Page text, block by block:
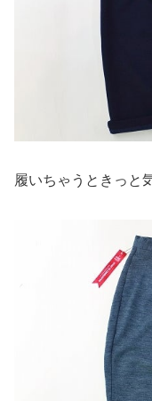
履いちゃうときっと